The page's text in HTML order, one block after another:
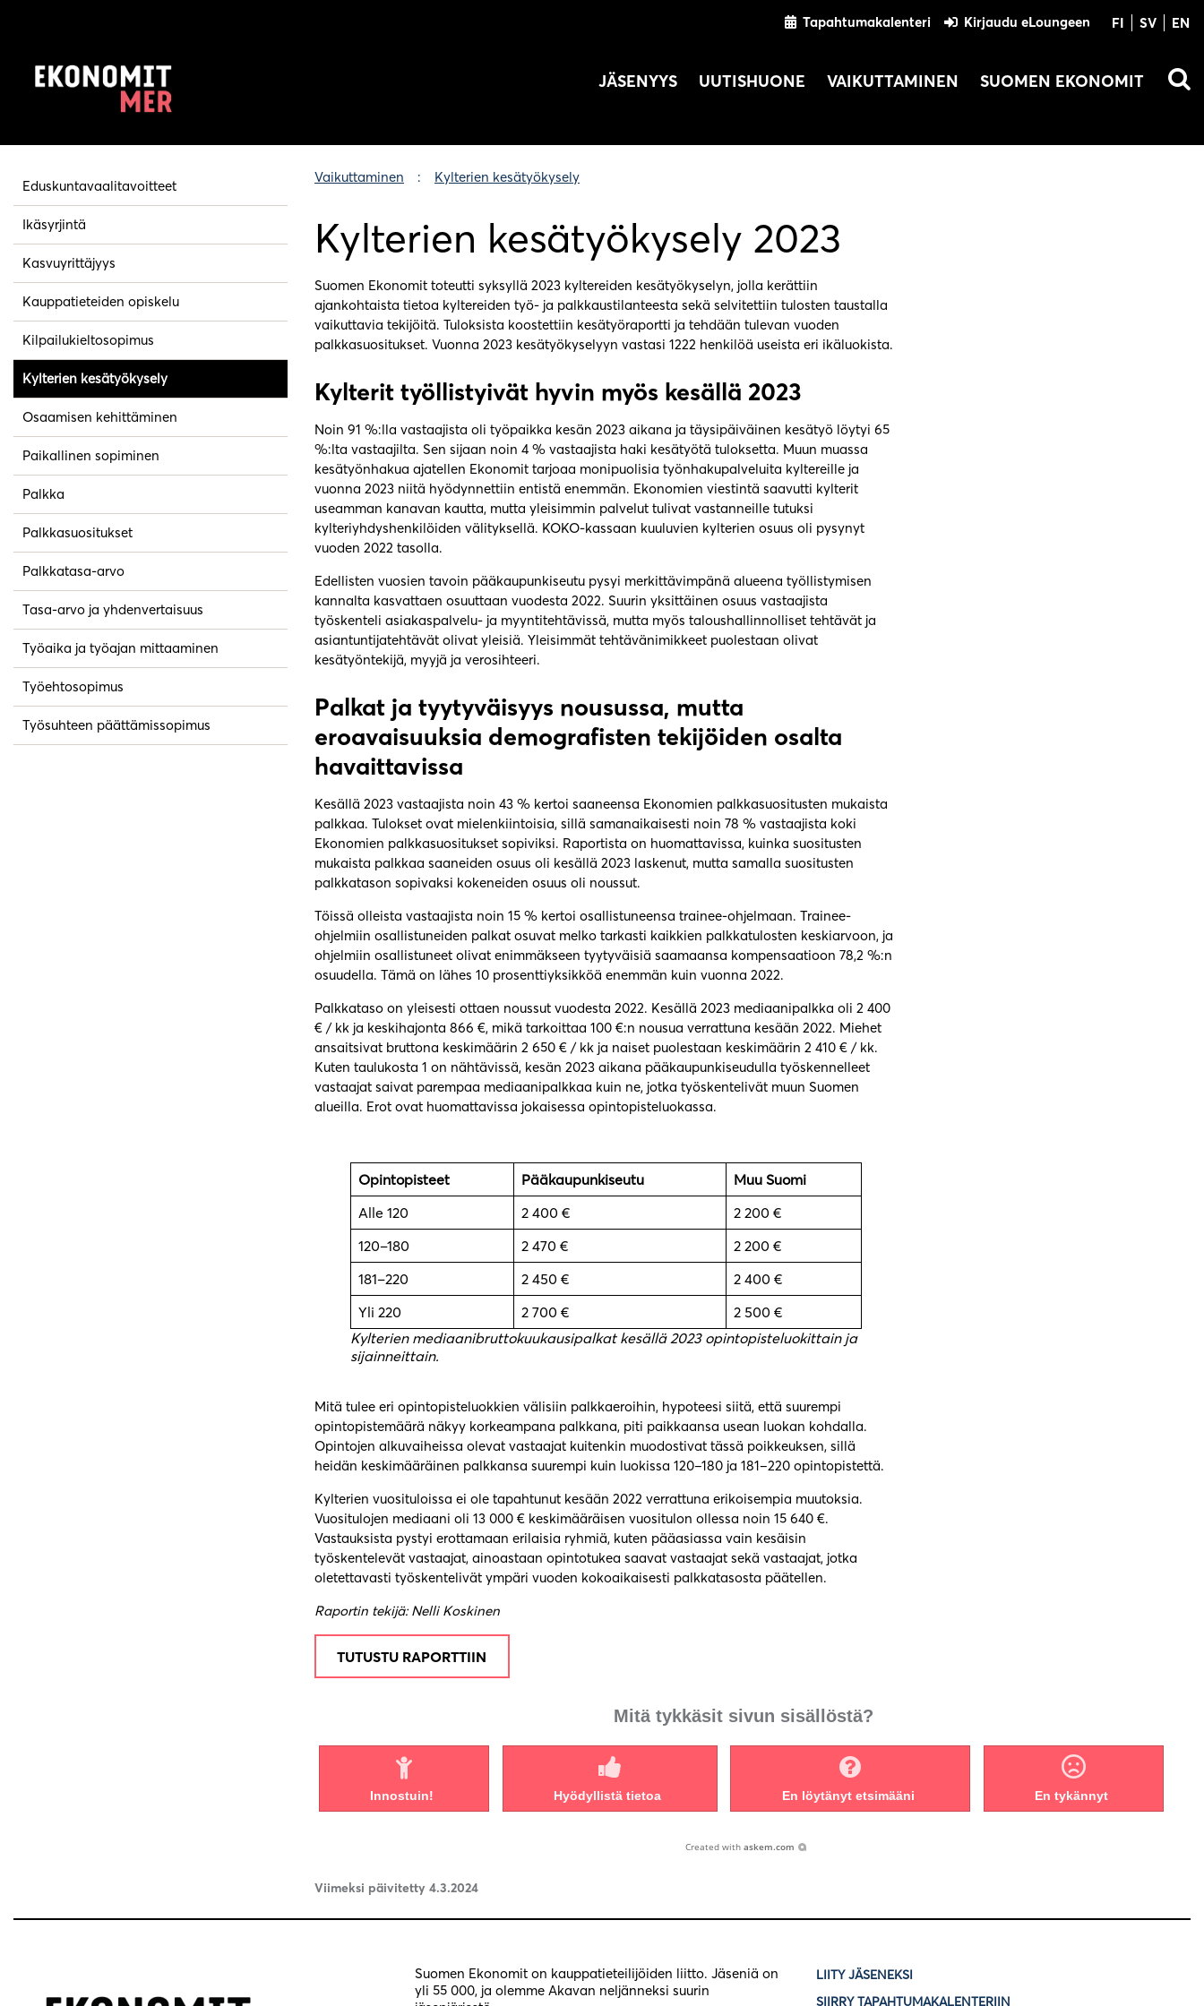
Tapahtumakalenteri Kirjaudu eLoungeen FI SV EN
JÄSENYYS UUTISHUONE VAIKUTTAMINEN SUOMEN EKONOMIT
Eduskuntavaalitavoitteet
Ikäsyrjintä
Kasvuyrittäjyys
Kauppatieteiden opiskelu
Kilpailukieltosopimus
Kylterien kesätyökysely
Osaamisen kehittäminen
Paikallinen sopiminen
Palkka
Palkkasuositukset
Palkkatasa-arvo
Tasa-arvo ja yhdenvertaisuus
Työaika ja työajan mittaaminen
Työehtosopimus
Työsuhteen päättämissopimus
Vaikuttaminen Kylterien kesätyökysely
Kylterien kesätyökysely 2023
Suomen Ekonomit toteutti syksyllä 2023 kyltereiden kesätyökyselyn, jolla kerättiin
ajankohtaista tietoa kyltereiden työ- ja palkkaustilanteesta sekä selvitettiin tulosten taustalla
vaikuttavia tekijöitä. Tuloksista koostettiin kesätyöraportti ja tehdään tulevan vuoden
palkkasuositukset. Vuonna 2023 kesätyökyselyyn vastasi 1222 henkilöä useista eri ikäluokista.
Kylterit työllistyivät hyvin myös kesällä 2023
Noin 91 %:lla vastaajista oli työpaikka kesän 2023 aikana ja täysipäiväinen kesätyö löytyi 65
%:lta vastaajilta. Sen sijaan noin 4 % vastaajista haki kesätyötä tuloksetta. Muun muassa
kesätyönhakua ajatellen Ekonomit tarjoaa monipuolisia työnhakupalveluita kyltereille ja
vuonna 2023 niitä hyödynnettiin entistä enemmän. Ekonomien viestintä saavutti kylterit
useamman kanavan kautta, mutta yleisimmin palvelut tulivat vastanneille tutuksi
kylteriyhdyshenkilöiden välityksellä. KOKO-kassaan kuuluvien kylterien osuus oli pysynyt
vuoden 2022 tasolla.
Edellisten vuosien tavoin pääkaupunkiseutu pysyi merkittävimpänä alueena työllistymisen
kannalta kasvattaen osuuttaan vuodesta 2022. Suurin yksittäinen osuus vastaajista
työskenteli asiakaspalvelu- ja myyntitehtävissä, mutta myös taloushallinnolliset tehtävät ja
asiantuntijatehtävät olivat yleisiä. Yleisimmät tehtävänimikkeet puolestaan olivat
kesätyöntekijä, myyjä ja verosihteeri.
Palkat ja tyytyväisyys nousussa, mutta
eroavaisuuksia demografisten tekijöiden osalta
havaittavissa
Kesällä 2023 vastaajista noin 43 % kertoi saaneensa Ekonomien palkkasuositusten mukaista
palkkaa. Tulokset ovat mielenkiintoisia, sillä samanaikaisesti noin 78 % vastaajista koki
Ekonomien palkkasuositukset sopiviksi. Raportista on huomattavissa, kuinka suositusten
mukaista palkkaa saaneiden osuus oli kesällä 2023 laskenut, mutta samalla suositusten
palkkatason sopivaksi kokeneiden osuus oli noussut.
Töissä olleista vastaajista noin 15 % kertoi osallistuneensa trainee-ohjelmaan. Trainee-
ohjelmiin osallistuneiden palkat osuvat melko tarkasti kaikkien palkkatulosten keskiarvoon, ja
ohjelmiin osallistuneet olivat enimmäkseen tyytyväisiä saamaansa kompensaatioon 78,2 %:n
osuudella. Tämä on lähes 10 prosenttiyksikköä enemmän kuin vuonna 2022.
Palkkataso on yleisesti ottaen noussut vuodesta 2022. Kesällä 2023 mediaanipalkka oli 2 400
€ / kk ja keskihajonta 866 €, mikä tarkoittaa 100 €:n nousua verrattuna kesään 2022. Miehet
ansaitsivat bruttona keskimäärin 2 650 € / kk ja naiset puolestaan keskimäärin 2 410 € / kk.
Kuten taulukosta 1 on nähtävissä, kesän 2023 aikana pääkaupunkiseudulla työskennelleet
vastaajat saivat parempaa mediaanipalkkaa kuin ne, jotka työskentelivät muun Suomen
alueilla. Erot ovat huomattavissa jokaisessa opintopisteluokassa.
Opintopisteet Pääkaupunkiseutu
Muu Suomi
Alle 120
2 400 €
2 200 €
120–180
2 470 €
2 200 €
181–220
2 450 €
2 400 €
Yli 220
2 700 €
2 500 €
Kylterien mediaanibruttokuukausipalkat kesällä 2023 opintopisteluokittain ja
sijainneittain.
Mitä tulee eri opintopisteluokkien välisiin palkkaeroihin, hypoteesi siitä, että suurempi
opintopistemäärä näkyy korkeampana palkkana, piti paikkaansa usean luokan kohdalla.
Opintojen alkuvaiheissa olevat vastaajat kuitenkin muodostivat tässä poikkeuksen, sillä
heidän keskimääräinen palkkansa suurempi kuin luokissa 120–180 ja 181–220 opintopistettä.
Kylterien vuosituloissa ei ole tapahtunut kesään 2022 verrattuna erikoisempia muutoksia.
Vuositulojen mediaani oli 13 000 € keskimääräisen vuositulon ollessa noin 15 640 €.
Vastauksista pystyi erottamaan erilaisia ryhmiä, kuten pääasiassa vain kesäisin
työskentelevät vastaajat, ainoastaan opintotukea saavat vastaajat sekä vastaajat, jotka
oletettavasti työskentelivät ympäri vuoden kokoaikaisesti palkkatasosta päätellen.
Raportin tekijä: Nelli Koskinen
TUTUSTU RAPORTTIIN
Mitä tykkäsit sivun sisällöstä?
Innostuin! Hyödyllistä tietoa En löytänyt etsimääni En tykännyt
Created with askem.com
Viimeksi päivitetty 4.3.2024
Suomen Ekonomit on kauppatieteilijöiden liitto. Jäseniä on
yli 55 000, ja olemme Akavan neljänneksi suurin
LIITY JÄSENEKSI
SIIRRY TAPAHTUMAKALENTERIIN